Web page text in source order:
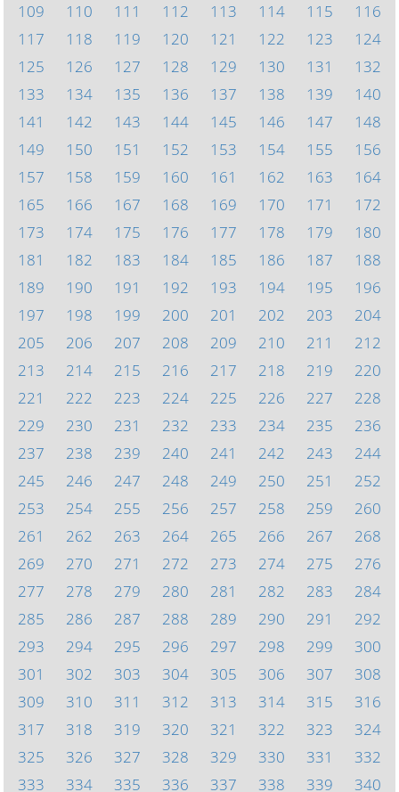
109
110 111 112 113 114 115
116
117
118 119 120 121 122 123
124
125
126 127 128 129 130 131
132
133
134 135 136 137 138 139
140
141
142 143 144 145 146 147
148
149
150 151 152 153 154 155
156
157
158 159 160 161 162 163
164
165
166 167 168 169 170 171
172
173
174 175 176 177 178 179
180
181
182 183 184 185 186 187
188
189
190 191 192 193 194 195
196
197
198 199 200 201 202 203
204
205
206 207 208 209 210 211
212
213
214 215 216 217 218 219
220
221
222 223 224 225 226 227
228
229
230 231 232 233 234 235
236
237
238 239 240 241 242 243
244
245
246 247 248 249 250 251
252
253
254 255 256 257 258 259
260
261
262 263 264 265 266 267
268
269
270 271 272 273 274 275
276
277
278 279 280 281 282 283
284
285
286 287 288 289 290 291
292
293
294 295 296 297 298 299
300
301
302 303 304 305 306 307
308
309
310 311 312 313 314 315
316
317
318 319 320 321 322 323
324
325
326 327 328 329 330 331
332
333
334 335 336 337 338 339 340